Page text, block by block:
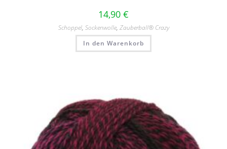
14,90 €
Schoppel, Sockenwolle, Zauberball® Crazy
In den Warenkorb